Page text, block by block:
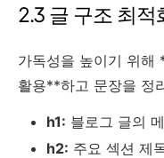
2.3 글 구조 최적
가독성을 높이기 위해
활용**하고 문장을 정
h1: 블로그 글의
h2: 주요 섹션 제